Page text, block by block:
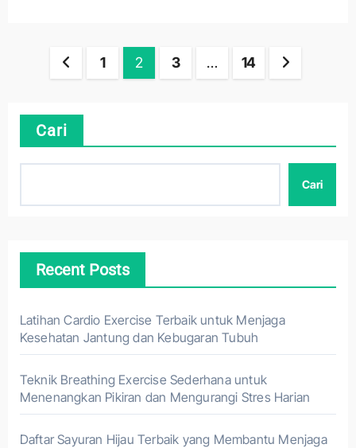
Paginasi
1 2 3 … 14
Cari
Cari
Recent Posts
Latihan Cardio Exercise Terbaik untuk Menjaga
Kesehatan Jantung dan Kebugaran Tubuh
Teknik Breathing Exercise Sederhana untuk
Menenangkan Pikiran dan Mengurangi Stres Harian
Daftar Sayuran Hijau Terbaik yang Membantu Menjaga